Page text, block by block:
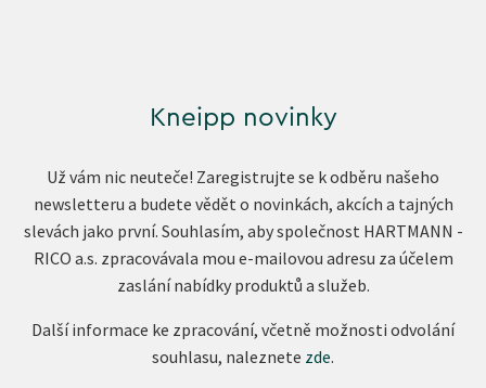
Kneipp novinky
Už vám nic neuteče! Zaregistrujte se k odběru našeho
newsletteru a budete vědět o novinkách, akcích a tajných
slevách jako první. Souhlasím, aby společnost HARTMANN -
RICO a.s. zpracovávala mou e-mailovou adresu za účelem
zaslání nabídky produktů a služeb.
Další informace ke zpracování, včetně možnosti odvolání
souhlasu, naleznete zde.